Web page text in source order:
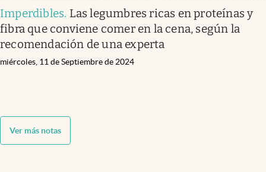
Imperdibles. Las legumbres ricas en proteínas y
fibra que conviene comer en la cena, según la
recomendación de una experta
miércoles, 11 de Septiembre de 2024
Ver más notas